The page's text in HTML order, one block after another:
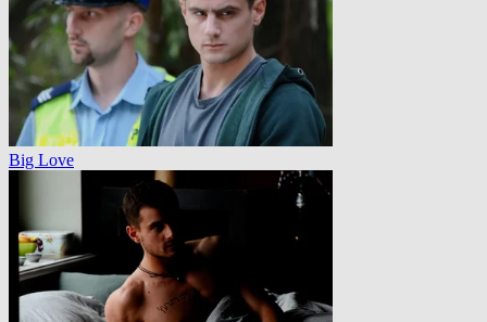
Big Love